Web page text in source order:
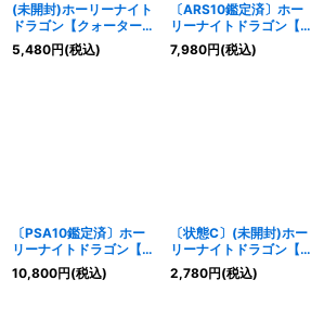
(未開封)ホーリーナイト
ドラゴン【クォーターセ
ンチュリーシークレッ
ト】{EDC1-JP002}《モ
5,480円(税込)
〔ARS10鑑定済〕ホー
リーナイトドラゴン【ク
ォーターセンチュリーシ
ークレット】{EDC1-
7,980円(税込)
〔PSA10鑑定済〕ホー
リーナイトドラゴン【ク
ォーターセンチュリーシ
ークレット】{EDC1-
10,800円(税込)
〔状態C〕(未開封)ホー
リーナイトドラゴン【ク
ォーターセンチュリーシ
ークレット】{EDC1-
2,780円(税込)